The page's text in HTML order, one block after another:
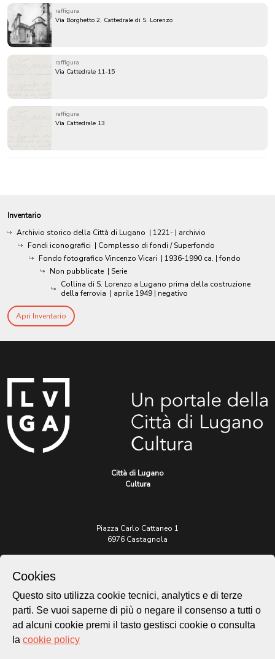
raffigura
Via Borghetto 2, Cattedrale di S. Lorenzo
raffigura
Via Cattedrale 11-15
raffigura
Via Cattedrale 13
Inventario
Archivio storico della Città di Lugano | 1221- | archivio
Fondi iconografici | Complesso di fondi / Superfondo
Fondo fotografico Vincenzo Vicari | 1936-1990 ca. | fondo
Non pubblicate | Serie
Collina di S. Lorenzo a Lugano prima della costruzione
della ferrovia | aprile 1949 | negativo
Apri Inventario
Città di Lugano
Cultura
Piazza Carlo Cattaneo 1
6976 Castagnola
patrimonio@lugano.ch
t. +41 58 866 68 50
Sito istituzionale:
Cookies
Questo sito utilizza cookie tecnici, analytics e di terze
parti. Se vuoi saperne di più o negare il consenso a tutti o
ad alcuni cookie premi il tasto gestisci cookie o consulta
la cookie policy